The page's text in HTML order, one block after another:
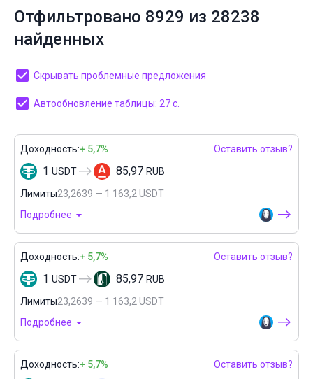
Отфильтровано 8929 из 28238
найденных
Скрывать проблемные предложения
Автообновление таблицы: 27 с.
Доходность:+ 5,7% Оставить отзыв?
1 USDT 85,97 RUB
Лимиты23,2639 — 1 163,2 USDT
Подробнее
Доходность:+ 5,7% Оставить отзыв?
1 USDT 85,97 RUB
Лимиты23,2639 — 1 163,2 USDT
Подробнее
Доходность:+ 5,7% Оставить отзыв?